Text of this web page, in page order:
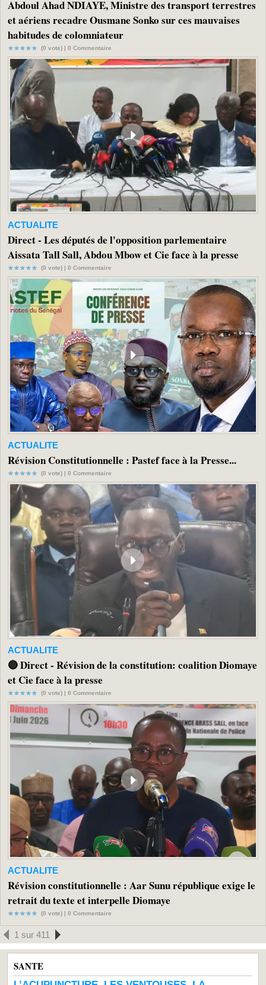
Abdoul Ahad NDIAYE, Ministre des transport terrestres
et aériens recadre Ousmane Sonko sur ces mauvaises
habitudes de colomniateur
(0 vote) | 0 Commentaire
ACTUALITE
Direct - Les députés de l'opposition parlementaire
Aissata Tall Sall, Abdou Mbow et Cie face à la presse
(0 vote) | 0 Commentaire
ACTUALITE
Révision Constitutionnelle : Pastef face à la Presse...
(0 vote) | 0 Commentaire
ACTUALITE
🔴 Direct - Révision de la constitution: coalition Diomaye
et Cie face à la presse
(0 vote) | 0 Commentaire
ACTUALITE
Révision constitutionnelle : Aar Sunu république exige le
retrait du texte et interpelle Diomaye
(0 vote) | 0 Commentaire
1 sur 411
SANTE